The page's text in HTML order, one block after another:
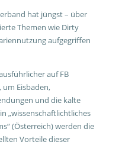
hat jüngst – über
Themen wie Dirty
aufgegriffen
auf FB
um Eisbaden,
und die kalte
„wissenschaftlichtliches
(Österreich) werden die
Vorteile dieser